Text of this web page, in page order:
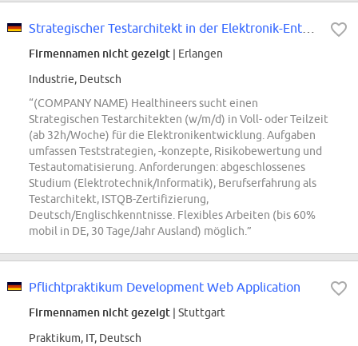
Firmennamen nicht gezeigt | Erlangen
Industrie, Deutsch
“(COMPANY NAME) Healthineers sucht einen
Strategischen Testarchitekten (w/m/d) in Voll- oder Teilzeit
(ab 32h/Woche) für die Elektronikentwicklung. Aufgaben
umfassen Teststrategien, -konzepte, Risikobewertung und
Testautomatisierung. Anforderungen: abgeschlossenes
Studium (Elektrotechnik/Informatik), Berufserfahrung als
Testarchitekt, ISTQB-Zertifizierung,
Deutsch/Englischkenntnisse. Flexibles Arbeiten (bis 60%
mobil in DE, 30 Tage/Jahr Ausland) möglich.”
Pflichtpraktikum Development Web Application
Firmennamen nicht gezeigt | Stuttgart
Praktikum, IT, Deutsch